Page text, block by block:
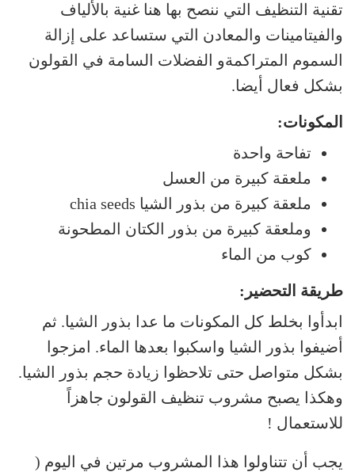
تقنية التنظيف التي ننصح بها هنا غنية بالألياف
والفيتامينات والمعادن التي ستساعد على إزالة
السموم المتراكمةو الفضلات السامة في القولون
بشكل فعال أيضا.
المكونات:
تفاحة واحدة
ملعقة كبيرة من العسل
ملعقة كبيرة من بذور الشيا chia seeds
وملعقة كبيرة من بذور الكتان المطحونة
كوب من الماء
طريقة التحضير:
ابدأوا بخلط كل المكونات ما عدا بذور الشيا. ثم
أضيفوا بذور الشيا واسكبوا بعدها الماء. امزجوا
بشكل متواصل حتى تلاحظوا زيادة حجم بذور الشيا.
وهكذا يصبح مشروب تنظيف القولون جاهزاً
للاستعمال !
يجب أن تتناولوا هذا المشروب مرتين في اليوم (